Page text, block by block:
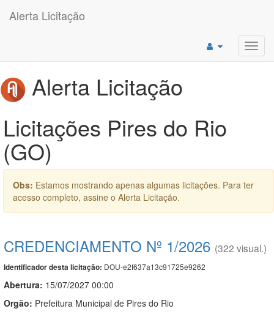
Alerta Licitação
Alerta Licitação
Licitações Pires do Rio
(GO)
Obs: Estamos mostrando apenas algumas licitações. Para ter
acesso completo, assine o Alerta Licitação.
CREDENCIAMENTO Nº 1/2026 (322 visual.)
Identificador desta licitação: DOU-e2f637a13c91725e9262
Abertura: 15/07/2027 00:00
Orgão: Prefeitura Municipal de Pires do Rio